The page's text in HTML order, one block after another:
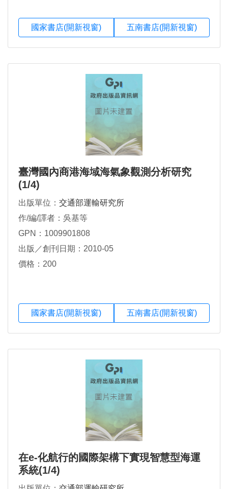
國家書店(開新視窗) 五南書店(開新視窗)
臺灣國內商港海域海氣象觀測分析研究
(1/4)
出版單位： 交通部運輸研究所
作/編/譯者：吳基等
GPN：1009901808
出版／創刊日期：2010-05
價格：200
國家書店(開新視窗) 五南書店(開新視窗)
在e-化航行的國際架構下實現智慧型海運
系統(1/4)